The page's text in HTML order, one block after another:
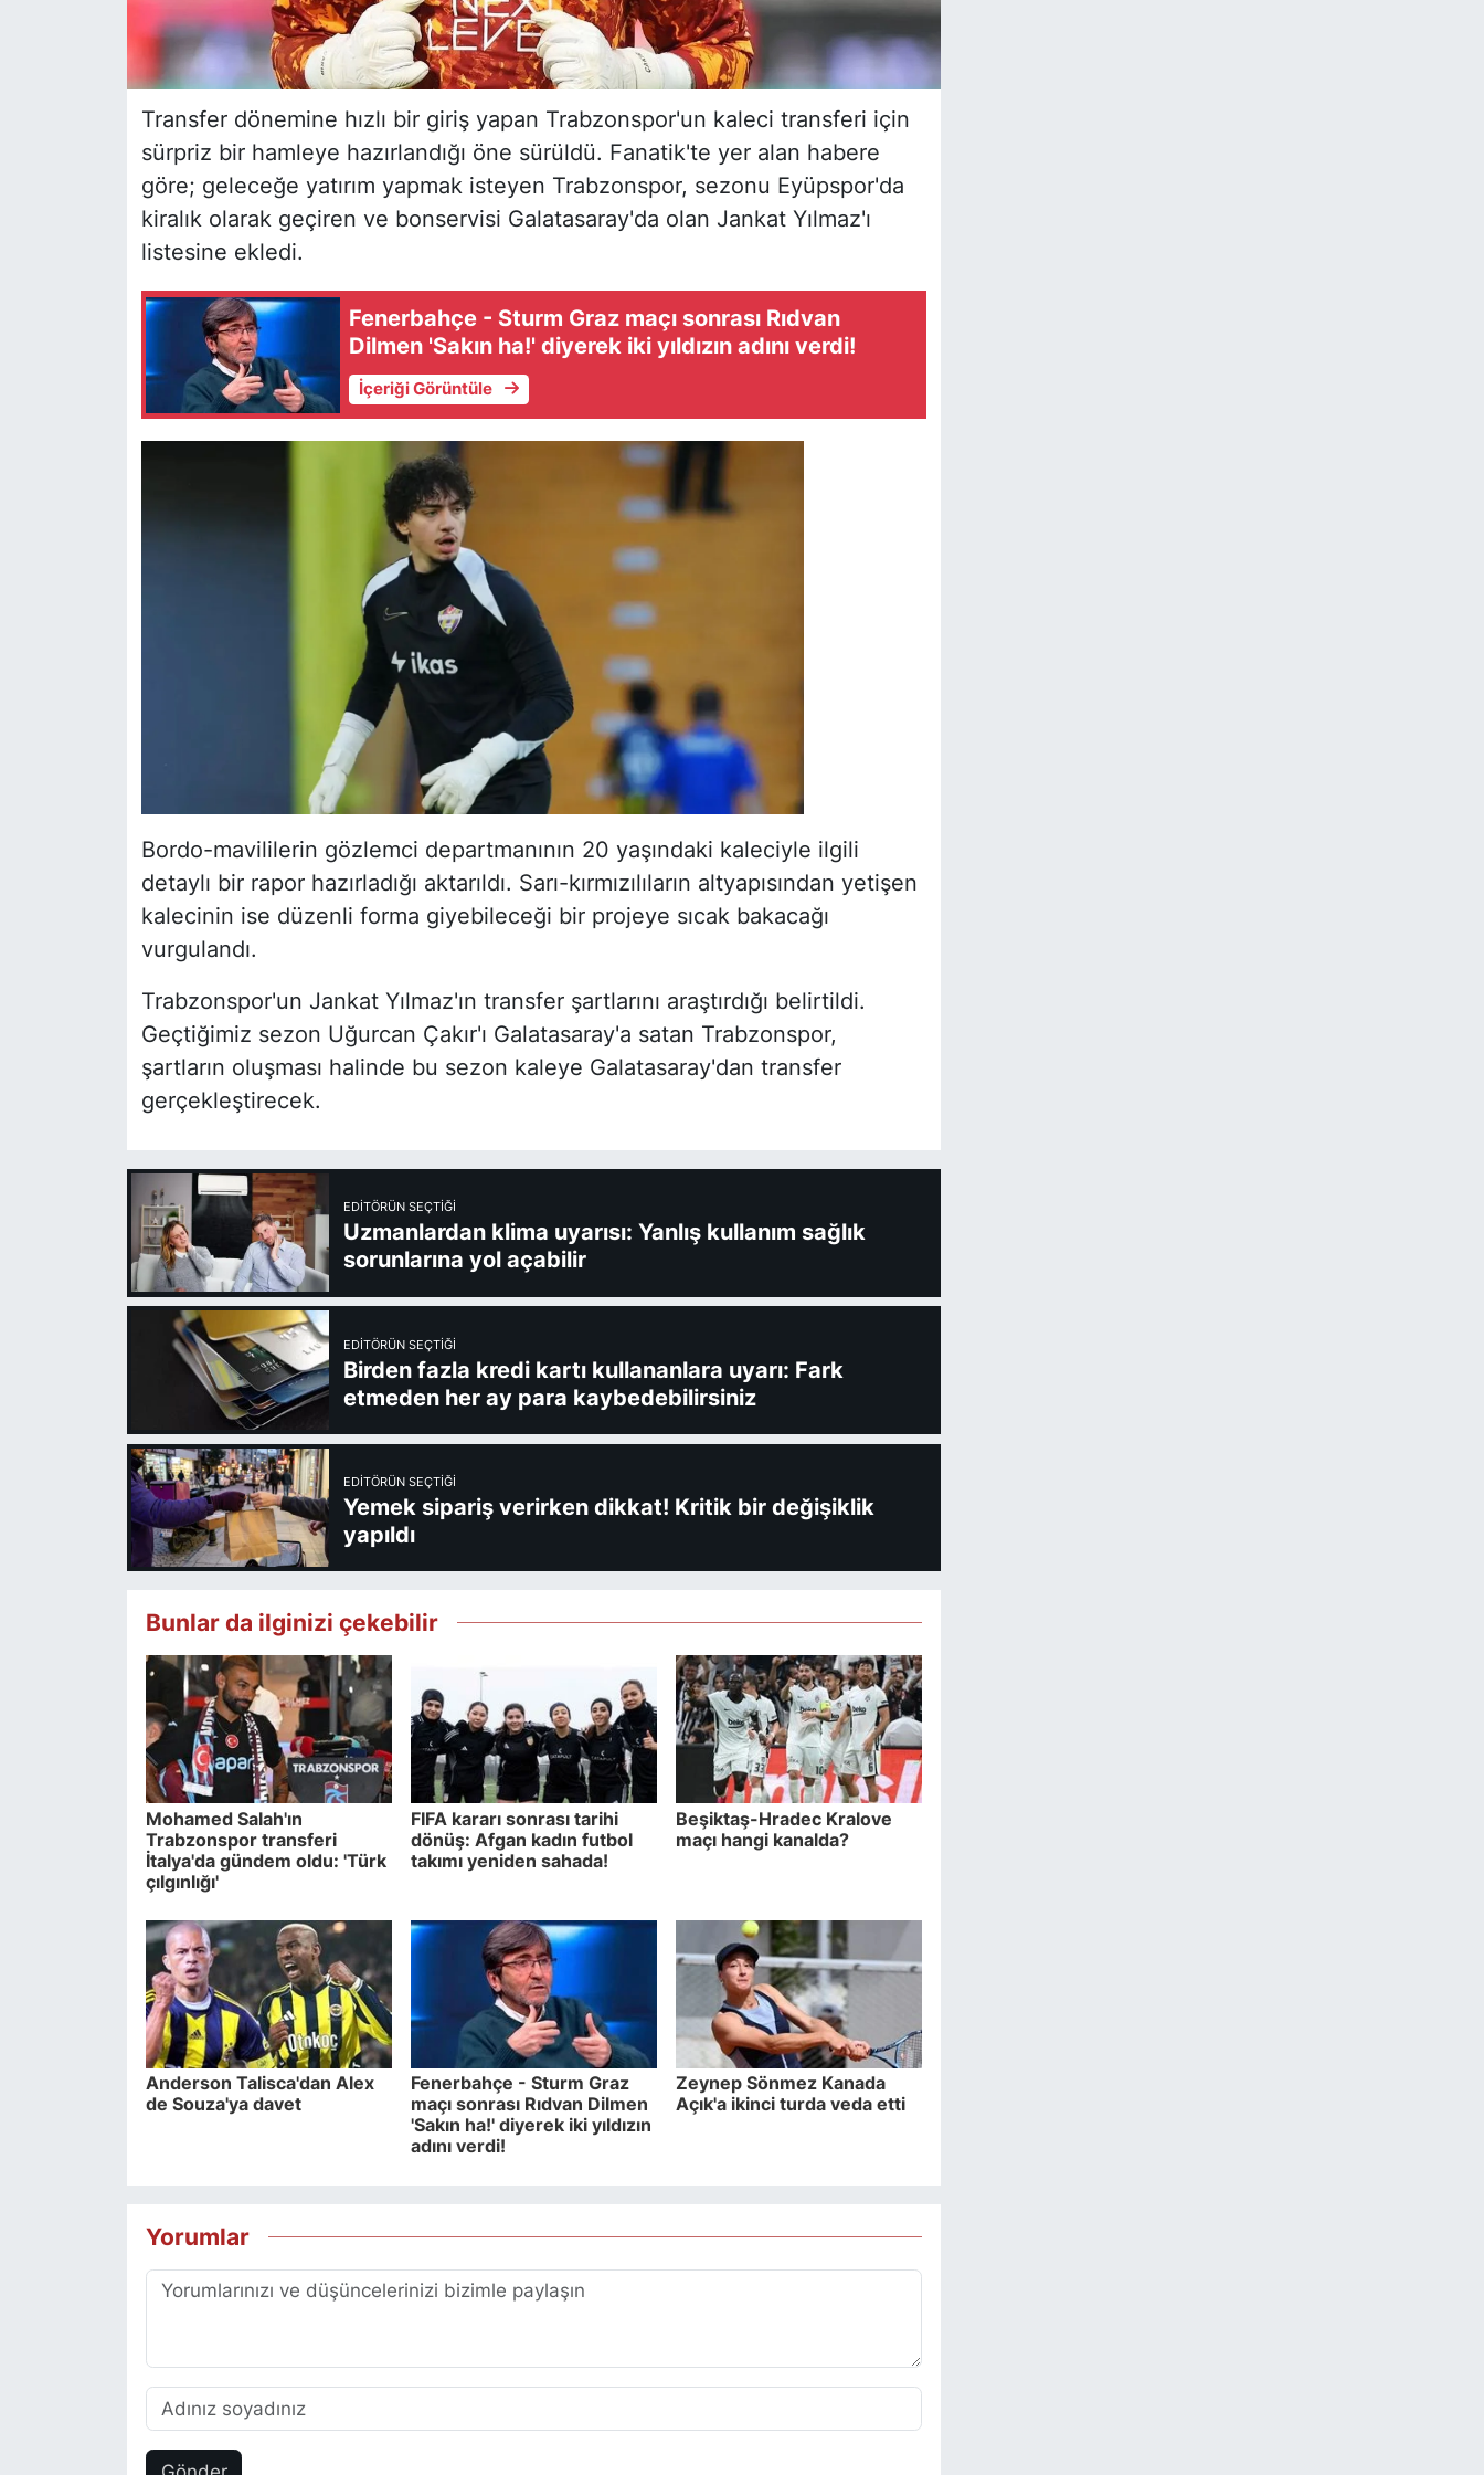
Transfer dönemine hızlı bir giriş yapan Trabzonspor'un kaleci transferi için
sürpriz bir hamleye hazırlandığı öne sürüldü. Fanatik'te yer alan habere
göre; geleceğe yatırım yapmak isteyen Trabzonspor, sezonu Eyüpspor'da
kiralık olarak geçiren ve bonservisi Galatasaray'da olan Jankat Yılmaz'ı
listesine ekledi.
Fenerbahçe - Sturm Graz maçı sonrası Rıdvan
Dilmen 'Sakın ha!' diyerek iki yıldızın adını verdi!
İçeriği Görüntüle
Bordo-mavililerin gözlemci departmanının 20 yaşındaki kaleciyle ilgili
detaylı bir rapor hazırladığı aktarıldı. Sarı-kırmızılıların altyapısından yetişen
kalecinin ise düzenli forma giyebileceği bir projeye sıcak bakacağı
vurgulandı.
Trabzonspor'un Jankat Yılmaz'ın transfer şartlarını araştırdığı belirtildi.
Geçtiğimiz sezon Uğurcan Çakır'ı Galatasaray'a satan Trabzonspor,
şartların oluşması halinde bu sezon kaleye Galatasaray'dan transfer
gerçekleştirecek.
EDITÖRÜN SEÇTIĞI
Uzmanlardan klima uyarısı: Yanlış kullanım sağlık
sorunlarına yol açabilir
EDITÖRÜN SEÇTIĞI
Birden fazla kredi kartı kullananlara uyarı: Fark
etmeden her ay para kaybedebilirsiniz
EDITÖRÜN SEÇTIĞI
Yemek sipariş verirken dikkat! Kritik bir değişiklik
yapıldı
Bunlar da ilginizi çekebilir
Mohamed Salah'ın
Trabzonspor transferi
İtalya'da gündem oldu: 'Türk
çılgınlığı'
FIFA kararı sonrası tarihi
dönüş: Afgan kadın futbol
takımı yeniden sahada!
Beşiktaş-Hradec Kralove
maçı hangi kanalda?
Anderson Talisca'dan Alex
de Souza'ya davet
Fenerbahçe - Sturm Graz
maçı sonrası Rıdvan Dilmen
'Sakın ha!' diyerek iki yıldızın
adını verdi!
Zeynep Sönmez Kanada
Açık'a ikinci turda veda etti
Yorumlar